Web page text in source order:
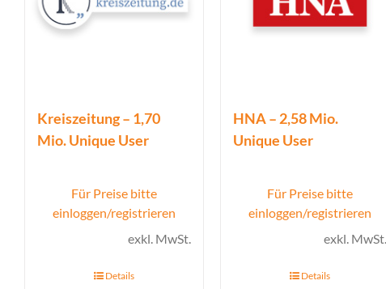
Kreiszeitung – 1,70
Mio. Unique User
Für Preise bitte
einloggen/registrieren
exkl. MwSt.
Details
HNA – 2,58 Mio.
Unique User
Für Preise bitte
einloggen/registrieren
exkl. MwSt.
Details